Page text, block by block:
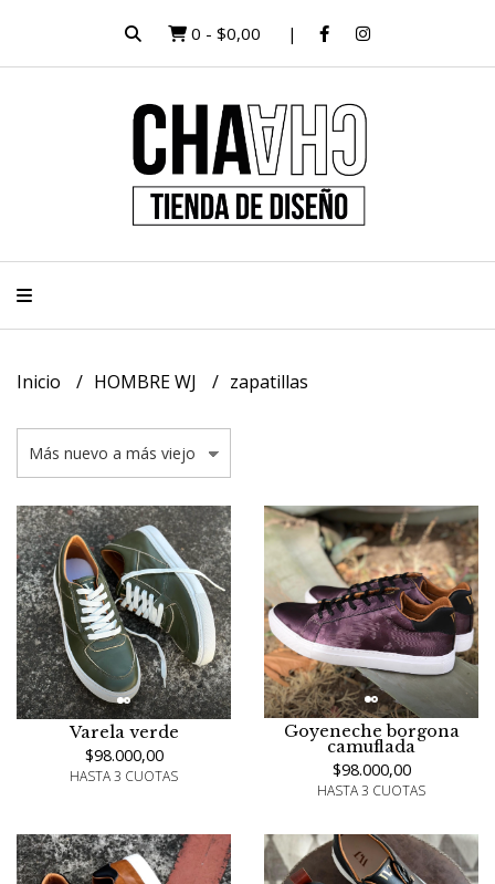
0 - $0,00
Inicio HOMBRE WJ zapatillas
Varela verde
$98.000,00
HASTA 3 CUOTAS
Goyeneche borgona
camuflada
$98.000,00
HASTA 3 CUOTAS